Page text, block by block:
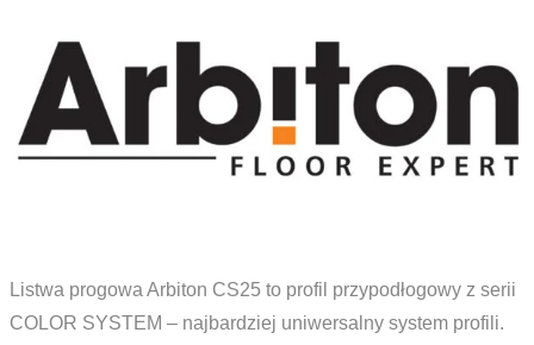
Listwa progowa Arbiton CS25 to profil przypodłogowy z serii
COLOR SYSTEM – najbardziej uniwersalny system profili.